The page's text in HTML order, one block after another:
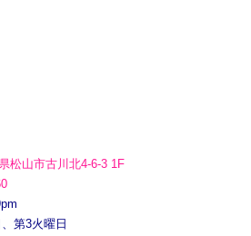
松山市古川北4-6-3 1F
第3火曜日